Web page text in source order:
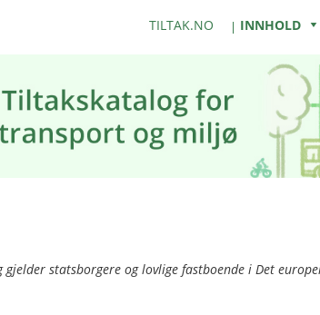
TILTAK.NO INNHOLD
statsborgere og lovlige fastboende i Det